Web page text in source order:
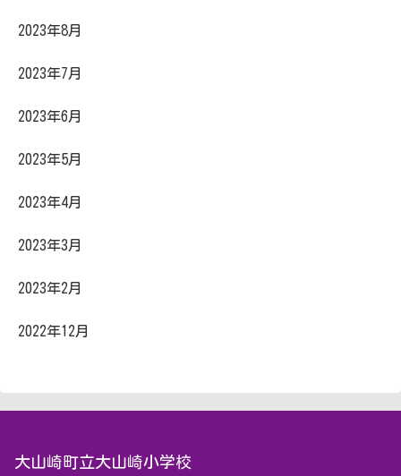
2023年8月
2023年7月
2023年6月
2023年5月
2023年4月
2023年3月
2023年2月
2022年12月
大山崎町立大山崎小学校